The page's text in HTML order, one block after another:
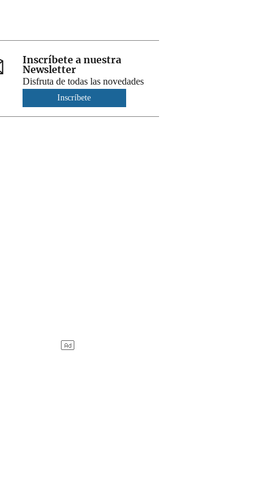
Inscríbete a nuestra
Newsletter
Disfruta de todas las novedades
Inscríbete